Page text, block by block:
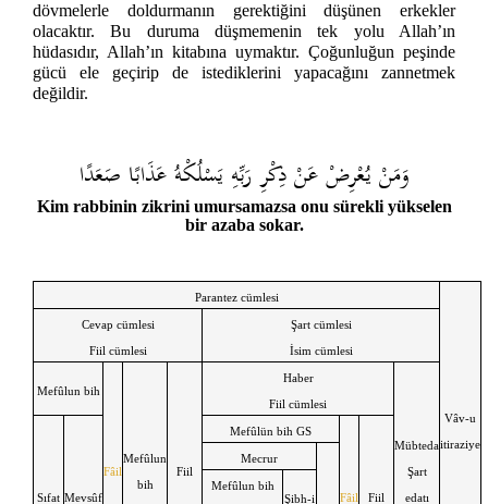
dövmelerle doldurmanın gerektiğini düşünen erkekler
olacaktır. Bu duruma düşmemenin tek yolu Allah’ın
hüdasıdır, Allah’ın kitabına uymaktır. Çoğunluğun peşinde
gücü ele geçirip de istediklerini yapacağını zannetmek
değildir.
وَمَنْ يُعْرِضْ عَنْ ذِكْرِ رَبِّهِ يَسْلُكْهُ عَذَابًا صَعَدًا
Kim rabbinin zikrini umursamazsa onu sürekli yükselen
bir azaba sokar.
Parantez cümlesi
Vâv-u
itiraziye
Cevap cümlesi
Fiil cümlesi
Şart cümlesi
İsim cümlesi
Mefûlun bih
Fâil
Mefûlun
bih
Fiil
Haber
Fiil cümlesi
Mübteda
Şart
edatı
Sıfat Mevsûf
Mefûlün bih GS
Fâil Fiil
Mecrur
Mefûlun bih
Şibh-i